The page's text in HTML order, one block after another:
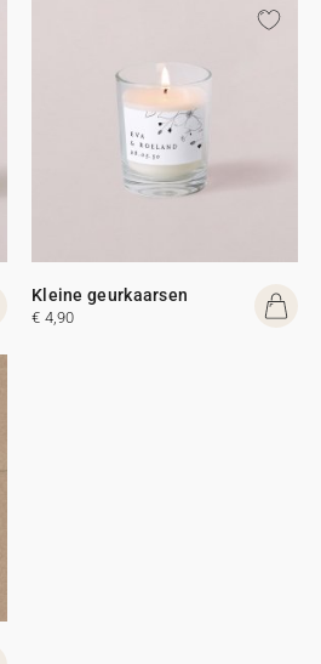
Kleine geurkaarsen
€ 4,90